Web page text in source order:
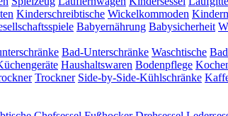
Kinderschreibtische Wickelkommoden
Babyernährung Babysicherheit
Bad-Unterschränke Waschtische
Haushaltswaren Bodenpflege
Trockner Side-by-Side-Kühlschränke